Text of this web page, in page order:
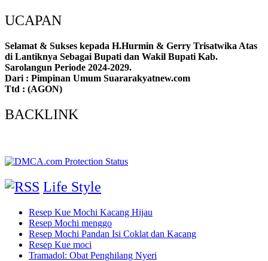
UCAPAN
Selamat & Sukses kepada H.Hurmin & Gerry Trisatwika Atas
di Lantiknya Sebagai Bupati dan Wakil Bupati Kab.
Sarolangun Periode 2024-2029.
Dari : Pimpinan Umum Suararakyatnew.com
Ttd : (AGON)
BACKLINK
Life Style
Resep Kue Mochi Kacang Hijau
Resep Mochi menggo
Resep Mochi Pandan Isi Coklat dan Kacang
Resep Kue moci
Tramadol: Obat Penghilang Nyeri